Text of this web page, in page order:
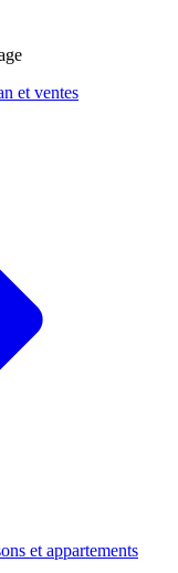
et ventes
et appartements